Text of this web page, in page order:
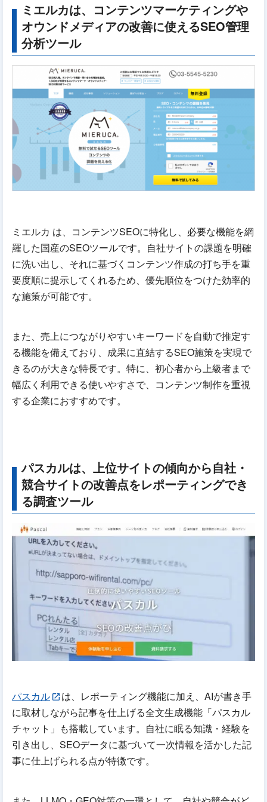
ミエルカは、コンテンツマーケティングや
オウンドメディアの改善に使えるSEO管理
分析ツール
ミエルカ は、コンテンツSEOに特化し、必要な機能を網
羅した国産のSEOツールです。自社サイトの課題を明確
に洗い出し、それに基づくコンテンツ作成の打ち手を重
要度順に提示してくれるため、優先順位をつけた効率的
な施策が可能です。
また、売上につながりやすいキーワードを自動で推定す
る機能を備えており、成果に直結するSEO施策を実現で
きるのが大きな特長です。特に、初心者から上級者まで
幅広く利用できる使いやすさで、コンテンツ制作を重視
する企業におすすめです。
パスカルは、上位サイトの傾向から自社・
競合サイトの改善点をレポーティングでき
る調査ツール
パスカル
は、レポーティング機能に加え、AIが書き手
に取材しながら記事を仕上げる全文生成機能「パスカル
チャット」も搭載しています。自社に眠る知識・経験を
引き出し、SEOデータに基づいて一次情報を活かした記
事に仕上げられる点が特徴です。